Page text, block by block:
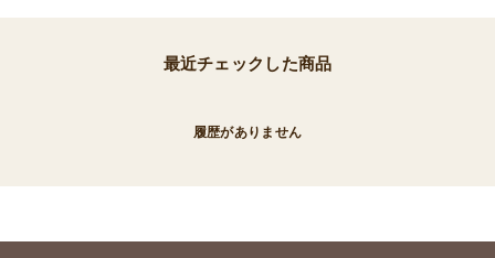
最近チェックした商品
履歴がありません